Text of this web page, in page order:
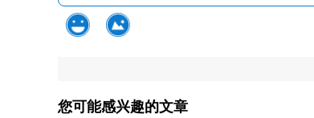
您可能感兴趣的文章